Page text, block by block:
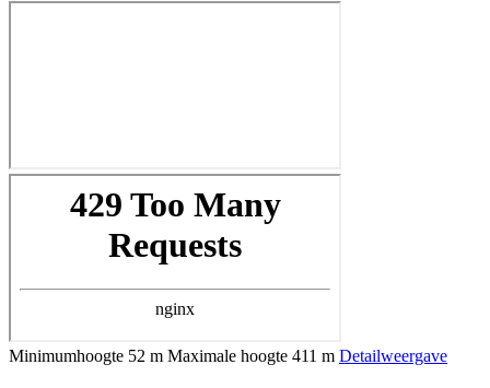
Minimumhoogte 52 m Maximale hoogte 411 m Detailweergave